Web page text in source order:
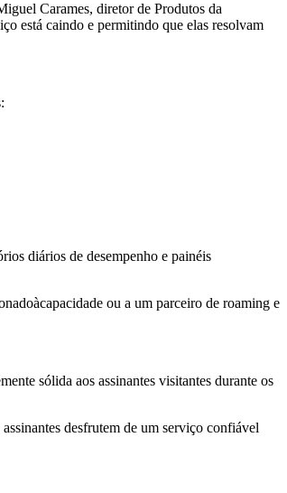
Carames, diretor de Produtos da
está caindo e permitindo que elas resolvam
diários de desempenho e painéis
ou a um parceiro de roaming e
sólida aos assinantes visitantes durante os
desfrutem de um serviço confiável